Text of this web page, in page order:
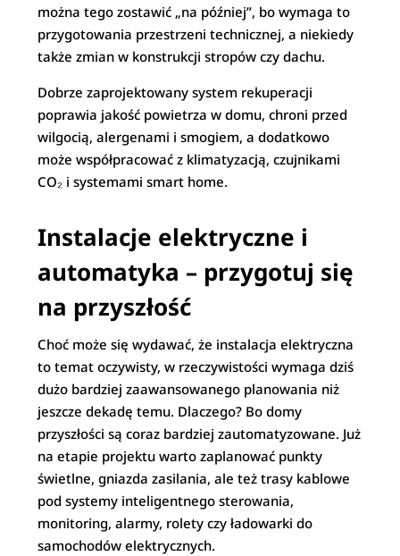
można tego zostawić „na później”, bo wymaga to
przygotowania przestrzeni technicznej, a niekiedy
także zmian w konstrukcji stropów czy dachu.
Dobrze zaprojektowany system rekuperacji
poprawia jakość powietrza w domu, chroni przed
wilgocią, alergenami i smogiem, a dodatkowo
może współpracować z klimatyzacją, czujnikami
CO₂ i systemami smart home.
Instalacje elektryczne i
automatyka – przygotuj się
na przyszłość
Choć może się wydawać, że instalacja elektryczna
to temat oczywisty, w rzeczywistości wymaga dziś
dużo bardziej zaawansowanego planowania niż
jeszcze dekadę temu. Dlaczego? Bo domy
przyszłości są coraz bardziej zautomatyzowane. Już
na etapie projektu warto zaplanować punkty
świetlne, gniazda zasilania, ale też trasy kablowe
pod systemy inteligentnego sterowania,
monitoring, alarmy, rolety czy ładowarki do
samochodów elektrycznych.